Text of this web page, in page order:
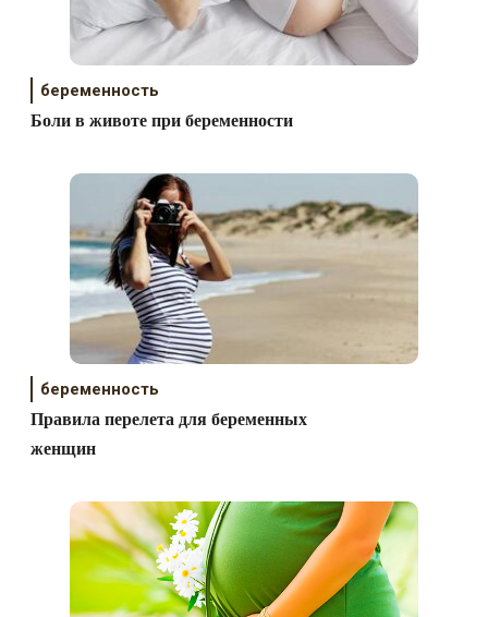
беременность
Боли в животе при беременности
беременность
Правила перелета для беременных
женщин